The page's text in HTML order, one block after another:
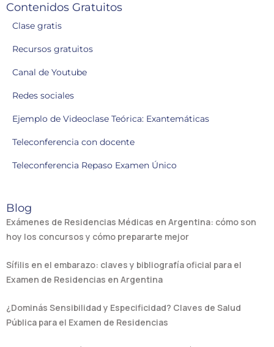
Contenidos Gratuitos
Clase gratis
Recursos gratuitos
Canal de Youtube
Redes sociales
Ejemplo de Videoclase Teórica: Exantemáticas
Teleconferencia con docente
Teleconferencia Repaso Examen Único
Blog
Exámenes de Residencias Médicas en Argentina: cómo son
hoy los concursos y cómo prepararte mejor
Sífilis en el embarazo: claves y bibliografía oficial para el
Examen de Residencias en Argentina
¿Dominás Sensibilidad y Especificidad? Claves de Salud
Pública para el Examen de Residencias